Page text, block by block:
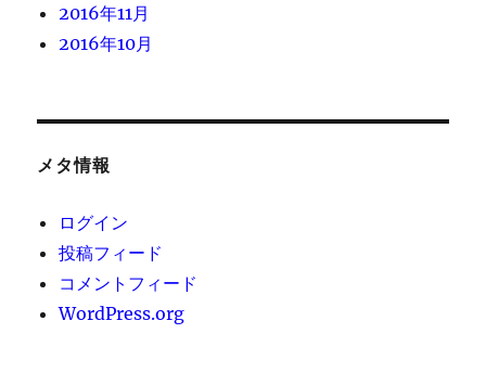
2016年11月
2016年10月
メタ情報
ログイン
投稿フィード
コメントフィード
WordPress.org